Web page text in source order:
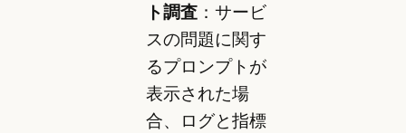
ト調査：サービ
スの問題に関す
るプロンプトが
表示された場
合、ログと指標